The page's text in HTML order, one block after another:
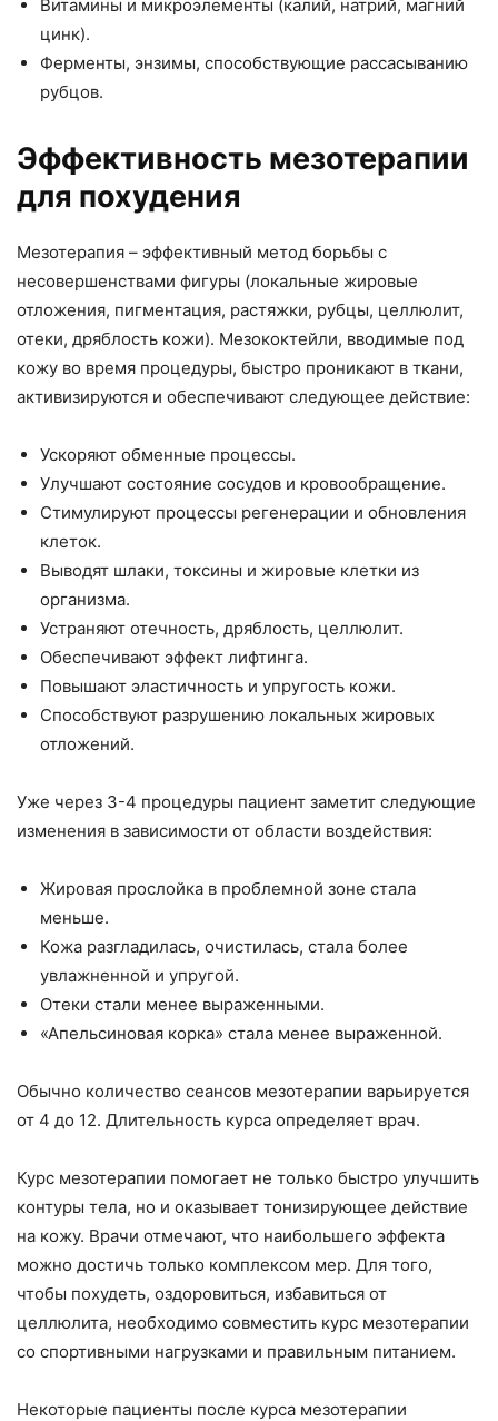
Витамины и микроэлементы (калий, натрий, магний
цинк).
Ферменты, энзимы, способствующие рассасыванию
рубцов.
Эффективность мезотерапии
для похудения
Мезотерапия – эффективный метод борьбы с
несовершенствами фигуры (локальные жировые
отложения, пигментация, растяжки, рубцы, целлюлит,
отеки, дряблость кожи). Мезококтейли, вводимые под
кожу во время процедуры, быстро проникают в ткани,
активизируются и обеспечивают следующее действие:
Ускоряют обменные процессы.
Улучшают состояние сосудов и кровообращение.
Стимулируют процессы регенерации и обновления
клеток.
Выводят шлаки, токсины и жировые клетки из
организма.
Устраняют отечность, дряблость, целлюлит.
Обеспечивают эффект лифтинга.
Повышают эластичность и упругость кожи.
Способствуют разрушению локальных жировых
отложений.
Уже через 3-4 процедуры пациент заметит следующие
изменения в зависимости от области воздействия:
Жировая прослойка в проблемной зоне стала
меньше.
Кожа разгладилась, очистилась, стала более
увлажненной и упругой.
Отеки стали менее выраженными.
«Апельсиновая корка» стала менее выраженной.
Обычно количество сеансов мезотерапии варьируется
от 4 до 12. Длительность курса определяет врач.
Курс мезотерапии помогает не только быстро улучшить
контуры тела, но и оказывает тонизирующее действие
на кожу. Врачи отмечают, что наибольшего эффекта
можно достичь только комплексом мер. Для того,
чтобы похудеть, оздоровиться, избавиться от
целлюлита, необходимо совместить курс мезотерапии
со спортивными нагрузками и правильным питанием.
Некоторые пациенты после курса мезотерапии